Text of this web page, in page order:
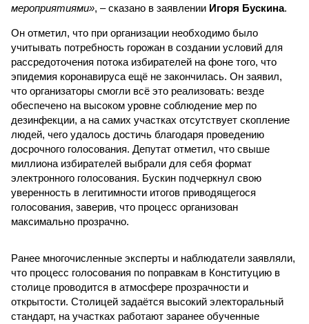
мероприятиями», – сказано в заявлении Игоря Бускина.
Он отметил, что при организации необходимо было
учитывать потребность горожан в создании условий для
рассредоточения потока избирателей на фоне того, что
эпидемия коронавируса ещё не закончилась. Он заявил,
что организаторы смогли всё это реализовать: везде
обеспечено на высоком уровне соблюдение мер по
дезинфекции, а на самих участках отсутствует скопление
людей, чего удалось достичь благодаря проведению
досрочного голосования. Депутат отметил, что свыше
миллиона избирателей выбрали для себя формат
электронного голосования. Бускин подчеркнул свою
уверенность в легитимности итогов приводящегося
голосования, заверив, что процесс организован
максимально прозрачно.
Ранее многочисленные эксперты и наблюдатели заявляли,
что процесс голосования по поправкам в Конституцию в
столице проводится в атмосфере прозрачности и
открытости. Столицей задаётся высокий электоральный
стандарт, на участках работают заранее обученные